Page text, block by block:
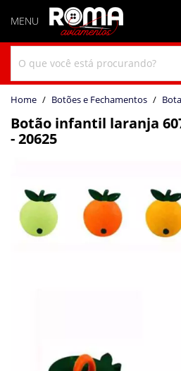
home Botões e Fechamentos
Botão infantil laranja
- 20625